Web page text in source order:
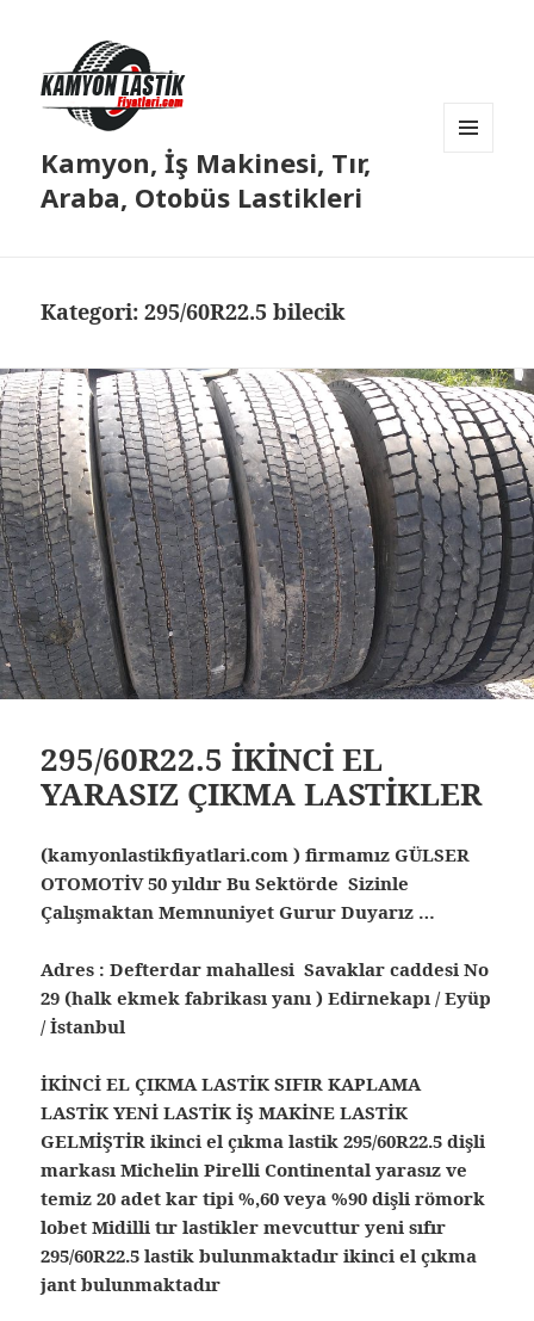
Kamyon, İş Makinesi, Tır,
Araba, Otobüs Lastikleri
Kategori:295/60R22.5 bilecik
295/60R22.5 İKİNCİ EL
YARASIZ ÇIKMA LASTİKLER
(kamyonlastikfiyatlari.com ) firmamız GÜLSER
OTOMOTİV 50 yıldır Bu Sektörde Sizinle
Çalışmaktan Memnuniyet Gurur Duyarız …
Adres : Defterdar mahallesi Savaklar caddesi No
29 (halk ekmek fabrikası yanı ) Edirnekapı / Eyüp
/ İstanbul
İKİNCİ EL ÇIKMA LASTİK SIFIR KAPLAMA
LASTİK YENİ LASTİK İŞ MAKİNE LASTİK
GELMİŞTİR ikinci el çıkma lastik 295/60R22.5 dişli
markası Michelin Pirelli Continental yarasız ve
temiz 20 adet kar tipi %,60 veya %90 dişli römork
lobet Midilli tır lastikler mevcuttur yeni sıfır
295/60R22.5 lastik bulunmaktadır ikinci el çıkma
jant bulunmaktadır